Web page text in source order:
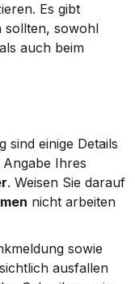
Es gibt
sollten, sowohl
auch beim
sind einige Details
Ihres
. Weisen Sie darauf
nicht arbeiten
sowie
ausfallen